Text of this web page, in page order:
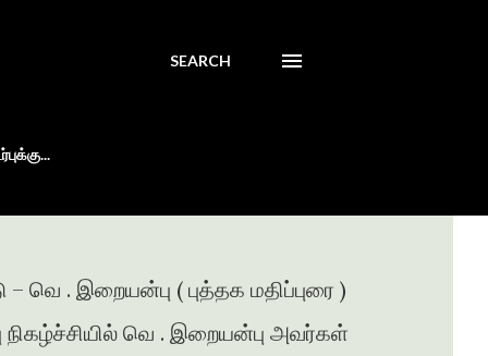
SEARCH
வெ . இறையன்பு ( புத்தக மதிப்புரை )
நிகழ்ச்சியில் வெ . இறையன்பு அவர்கள்